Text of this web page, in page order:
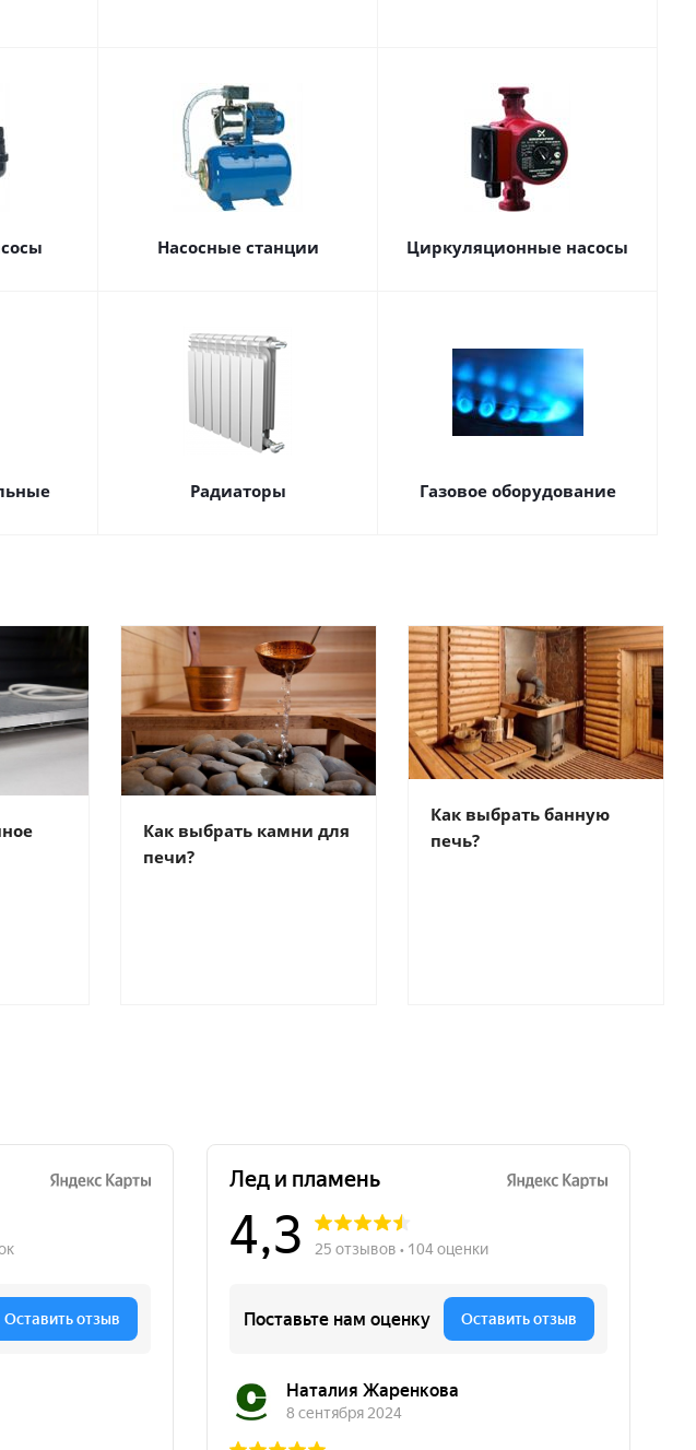
Насосные станции Циркуляционные насосы
Радиаторы Газовое оборудование
Как выбрать камни для
печи?
Как выбрать банную
печь?